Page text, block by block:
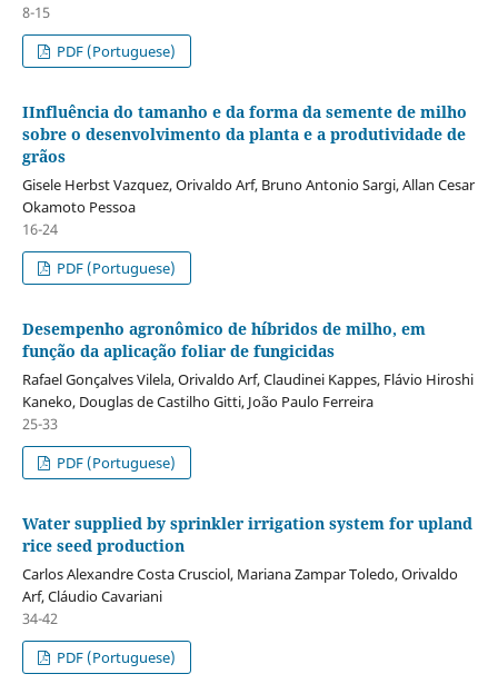
8-15
PDF (Portuguese)
IInfluência do tamanho e da forma da semente de milho
sobre o desenvolvimento da planta e a produtividade de
grãos
Gisele Herbst Vazquez, Orivaldo Arf, Bruno Antonio Sargi, Allan Cesar
Okamoto Pessoa
16-24
PDF (Portuguese)
Desempenho agronômico de híbridos de milho, em
função da aplicação foliar de fungicidas
Rafael Gonçalves Vilela, Orivaldo Arf, Claudinei Kappes, Flávio Hiroshi
Kaneko, Douglas de Castilho Gitti, João Paulo Ferreira
25-33
PDF (Portuguese)
Water supplied by sprinkler irrigation system for upland
rice seed production
Carlos Alexandre Costa Crusciol, Mariana Zampar Toledo, Orivaldo
Arf, Cláudio Cavariani
34-42
PDF (Portuguese)